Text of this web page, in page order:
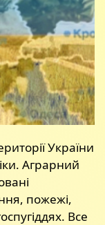
України
Аграрний
пожежі,
Все